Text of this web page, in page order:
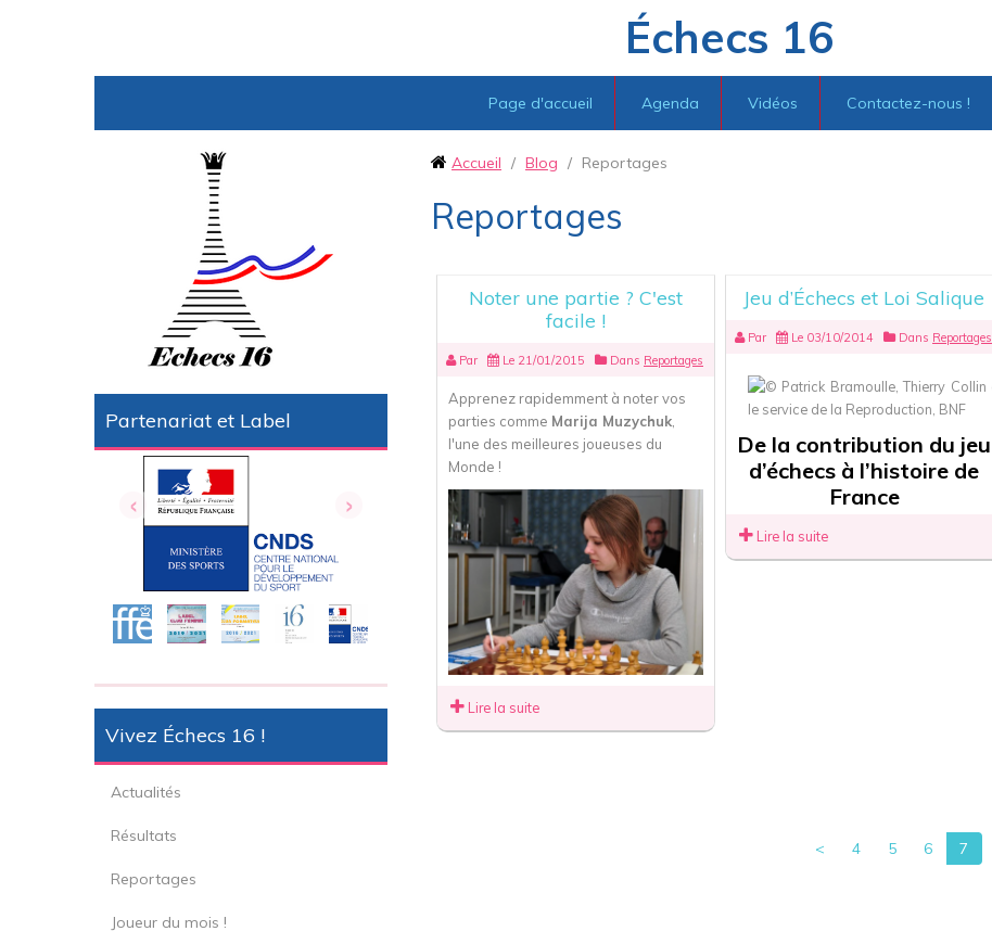
Échecs 16
Page d'accueil Agenda Vidéos Contactez-nous !
Partenariat et Label
‹ ›
Vivez Échecs 16 !
Actualités
Résultats
Reportages
Joueur du mois !
Accueil / Blog / Reportages
Reportages
Noter une partie ? C'est
facile !
Par Le 21/01/2015 Dans Reportages
Apprenez rapidemment à noter vos
parties comme Marija Muzychuk
l'une des meilleures joueuses du
Monde !
Lire la suite
Jeu d’Échecs et Loi Salique
Par Le 03/10/2014 Dans Reportages
De la contribution du jeu
d’échecs à l’histoire de
France
Lire la suite
< 4 5 6 7